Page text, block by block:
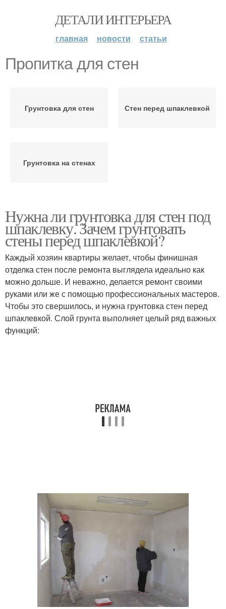
ДЕТАЛИ ИНТЕРЬЕРА
главная новости статьи
Пропитка для стен
Грунтовка для стен Стен перед шпаклевкой
Грунтовка на стенах
Нужна ли грунтовка для стен под
шпаклевку. Зачем грунтовать
стены перед шпаклевкой?
Каждый хозяин квартиры желает, чтобы финишная
отделка стен после ремонта выглядела идеально как
можно дольше. И неважно, делается ремонт своими
руками или же с помощью профессиональных мастеров.
Чтобы это свершилось, и нужна грунтовка стен перед
шпаклевкой. Слой грунта выполняет целый ряд важных
функций: